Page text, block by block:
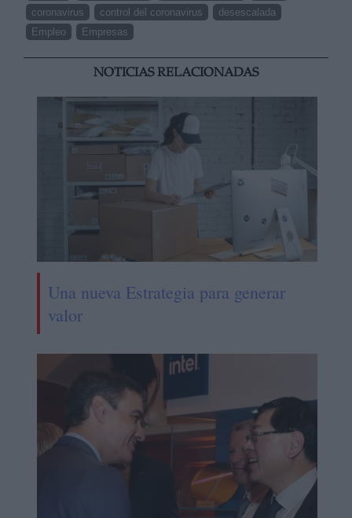
coronavirus
control del coronavirus
desescalada
Empleo
Empresas
NOTICIAS RELACIONADAS
Una nueva Estrategia para generar
valor